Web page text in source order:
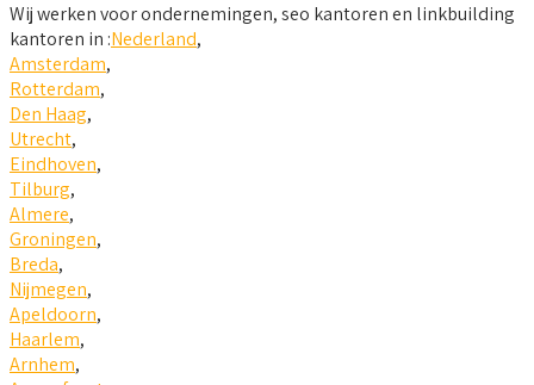
Wij werken voor ondernemingen, seo kantoren en linkbuilding
kantoren in :Nederland,
Amsterdam,
Rotterdam,
Den Haag,
Utrecht,
Eindhoven,
Tilburg,
Almere,
Groningen,
Breda,
Nijmegen,
Apeldoorn,
Haarlem,
Arnhem,